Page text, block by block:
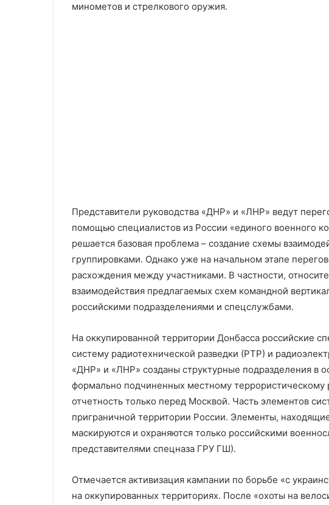
минометов и стрелкового оружия.
Представители руководства «ДНР» и «ЛНР» ведут
помощью специалистов из России «единого военного
решается базовая проблема – создание схемы
группировками. Однако уже на начальном этапе
расхождения между участниками. В частности,
взаимодействия предлагаемых схем командной
российскими подразделениями и спецслужбами.
На оккупированной территории Донбасса российские
систему радиотехнической разведки (РТР) и
«ДНР» и «ЛНР» созданы структурные подразделения в
формально подчиненных местному
отчетность только перед Москвой. Часть элементов
приграничной территории России. Элементы,
маскируются и охраняются только российскими
представителями спецназа ГРУ ГШ).
Отмечается активизация кампании по борьбе «с
на оккупированных территориях. После «охоты на